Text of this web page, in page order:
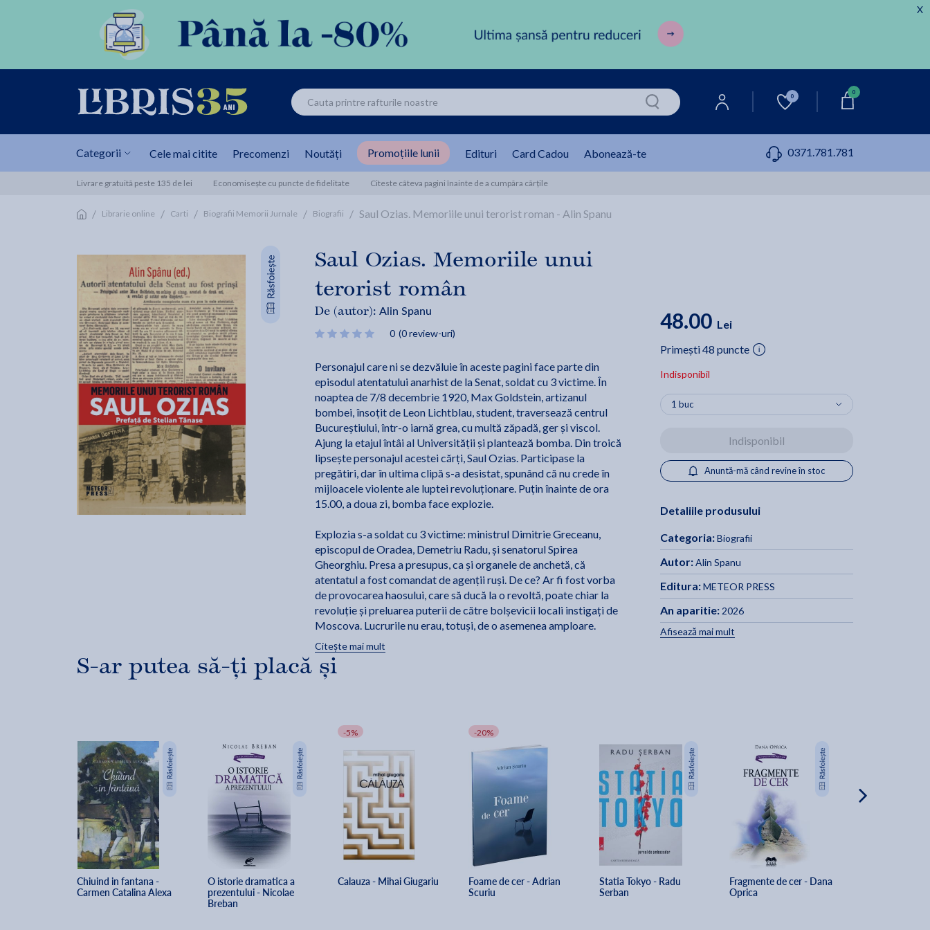
X
0
0
Categorii Cele mai citite Precomenzi Noutăți Promoțiile lunii Edituri Card Cadou Abonează-te 0371.781.781
Livrare gratuită peste 135 de lei Economisește cu puncte de fidelitate Citeste câteva pagini înainte de a cumpăra cărțile
/ Librarie online / Carti / Biografii Memorii Jurnale / Biografii / Saul Ozias. Memoriile unui terorist roman - Alin Spanu
Saul Ozias. Memoriile unui
terorist român
De (autor): Alin Spanu
0 (0 review-uri)
Personajul care ni se dezvăluie în aceste pagini face parte din
episodul atentatului anarhist de la Senat, soldat cu 3 victime. În
noaptea de 7/8 decembrie 1920, Max Goldstein, artizanul
bombei, însoțit de Leon Lichtblau, student, traversează centrul
Bucureștiului, într-o iarnă grea, cu multă zăpadă, ger și viscol.
Ajung la etajul întâi al Universității și plantează bomba. Din troică
lipsește personajul acestei cărți, Saul Ozias. Participase la
pregătiri, dar în ultima clipă s-a desistat, spunând că nu crede în
mijloacele violente ale luptei revoluționare. Puțin înainte de ora
15.00, a doua zi, bomba face explozie.
Explozia s-a soldat cu 3 victime: ministrul Dimitrie Greceanu,
episcopul de Oradea, Demetriu Radu, și senatorul Spirea
Gheorghiu. Presa a presupus, ca și organele de anchetă, că
atentatul a fost comandat de agenții ruși. De ce? Ar fi fost vorba
de provocarea haosului, care să ducă la o revoltă, poate chiar la
revoluție și preluarea puterii de către bolșevicii locali instigați de
Moscova. Lucrurile nu erau, totuși, de o asemenea amploare.
În ancheta care a urmat, mai mulți dintre cei implicați, începând
chiar cu Max Goldstein, au declarat că intenția troicii anarhiste a
Lichtblau și Saul Ozias, plus cei aflați în culise (Gelber Moscovici,
Heinrich Sternberg, Abraham Grinstein...) erau și ei implicați.
În fine, prin Abraham Grinstein, de la Odessa, șeful întregii
operațiuni, firele complotului duceau direct la Kremlin. Așadar,
troica spera să producă haos, ca instituțiile statului să se clatine,
iar guvernul (condus de generalul Alexandru Averescu) să
introducă starea de asediu. Decizia urma să ducă: 1. la căderea
monarhiei; 2. a regimului burghezo-democratic. Se dorea
aducerea în România a așa-zisei dictaturi a proletariatului.
Detonatorul acestei răsturnări trebuia să fie explozia bombei de
Citește mai mult
48.00 Lei
Primești 48 puncte
Indisponibil
Indisponibil
Anuntă-mă când revine în stoc
Detaliile produsului
Categoria:Biografii
Autor:Alin Spanu
Editura:METEOR PRESS
An aparitie:2026
Afisează mai mult
S-ar putea să-ți placă și
Chiuind in fantana -
Carmen Catalina Alexa
O istorie dramatica a
prezentului - Nicolae
Breban
-5%
Calauza - Mihai Giugariu
-20%
Foame de cer - Adrian
Scuriu
Statia Tokyo - Radu
Serban
Fragmente de cer - Dana
Oprica